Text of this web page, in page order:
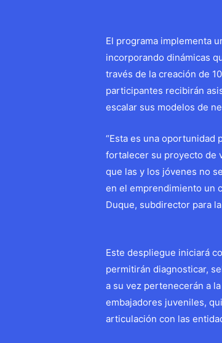
El programa implementa
incorporando dinámicas
través de la creación de
participantes recibirán
escalar sus modelos de
“Esta es una oportunidad
fortalecer su proyecto de
que las y los jóvenes no
en el emprendimiento un
Duque, subdirector para
Este despliegue iniciará
permitirán diagnosticar,
a su vez pertenecerán a
embajadores juveniles,
articulación con las